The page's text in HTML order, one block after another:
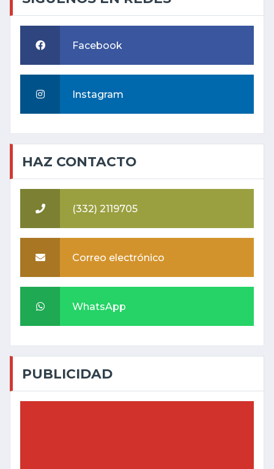
Facebook
Instagram
HAZ CONTACTO
(332) 2119705
Correo electrónico
WhatsApp
PUBLICIDAD